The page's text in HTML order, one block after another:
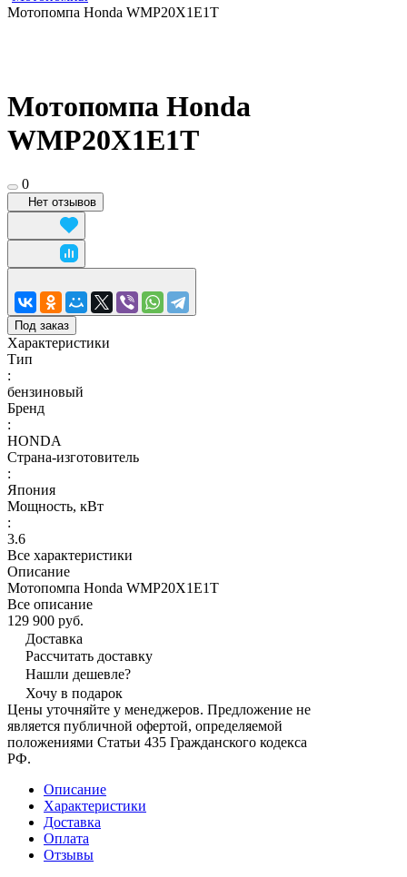
Мотопомпа Honda WMP20X1E1T
Мотопомпа Honda
WMP20X1E1T
0
Нет отзывов
Под заказ
Характеристики
Тип
:
бензиновый
Бренд
:
HONDA
Страна-изготовитель
:
Япония
Мощность, кВт
:
3.6
Все характеристики
Описание
Мотопомпа Honda WMP20X1E1T
Все описание
129 900 руб.
Доставка
Рассчитать доставку
Нашли дешевле?
Хочу в подарок
Цены уточняйте у менеджеров. Предложение не
является публичной офертой, определяемой
положениями Статьи 435 Гражданского кодекса
РФ.
Описание
Характеристики
Доставка
Оплата
Отзывы